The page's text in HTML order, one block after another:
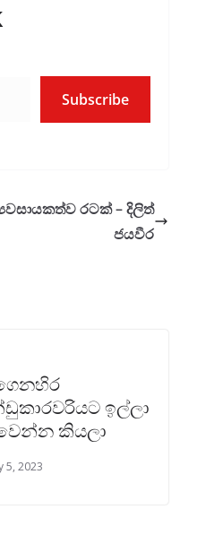
Subscribe
රටක් – දිලිත්
ජයවීර
ඉල්ලා
කියලා
5, 2023